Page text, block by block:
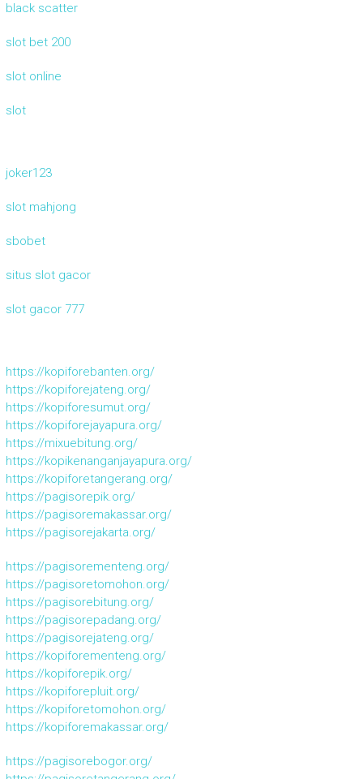
black scatter
slot bet 200
slot online
slot
joker123
slot mahjong
sbobet
situs slot gacor
slot gacor 777
https://kopiforebanten.org/
https://kopiforejateng.org/
https://kopiforesumut.org/
https://kopiforejayapura.org/
https://mixuebitung.org/
https://kopikenanganjayapura.org/
https://kopiforetangerang.org/
https://pagisorepik.org/
https://pagisoremakassar.org/
https://pagisorejakarta.org/
https://pagisorementeng.org/
https://pagisoretomohon.org/
https://pagisorebitung.org/
https://pagisorepadang.org/
https://pagisorejateng.org/
https://kopiforementeng.org/
https://kopiforepik.org/
https://kopiforepluit.org/
https://kopiforetomohon.org/
https://kopiforemakassar.org/
https://pagisorebogor.org/